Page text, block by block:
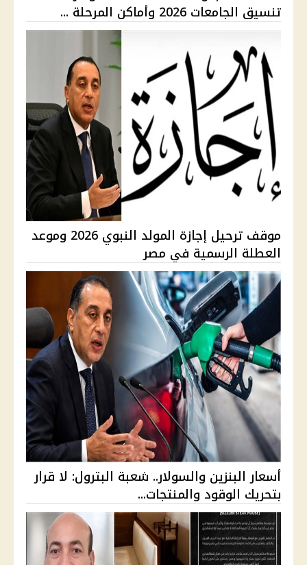
تنسيق الجامعات 2026 وأماكن المرحلة ...
موقف ترحيل إجازة المولد النبوي 2026 وموعد
العطلة الرسمية في مصر
أسعار البنزين والسولار.. شعبة البترول: لا قرار
بتحريك الوقود والمنتجات...